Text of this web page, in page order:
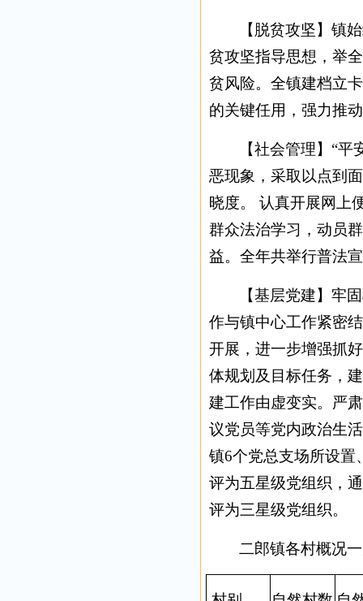
【脱贫攻坚】镇
贫攻坚指导思想，举
贫风险。全镇建档立
的关键任用，强力推
【社会管理】“
恶现象，采取以点到
晓度。 认真开展网上
群众法治学习，动员
益。全年共举行普法
【基层党建】牢
作与镇中心工作紧密
开展，进一步增强抓
体规划及目标任务，
建工作由虚变实。严
议党员等党内政治生
镇6个党总支场所设置
评为五星级党组织，
评为三星级党组织。
二郎镇各村概况